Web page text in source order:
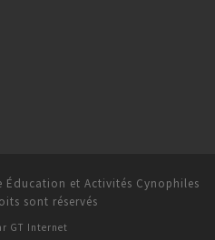
Éducation et Activités Cynophiles
sont réservés
GT Internet